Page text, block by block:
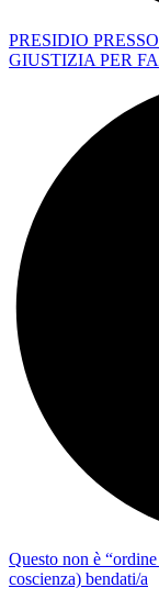
PRESIDIO
GIUSTIZIA PER
Questo non è
coscienza) bendati/a